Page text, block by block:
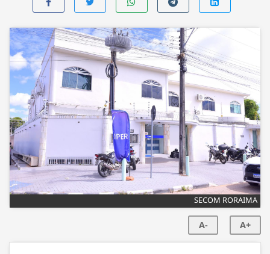
SECOM RORAIMA
A- A+